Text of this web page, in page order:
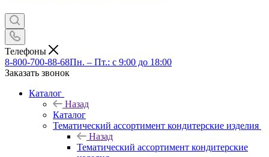
Телефоны
8-800-700-88-68Пн. – Пт.: с 9:00 до 18:00
Заказать звонок
Каталог
Назад
Каталог
Тематический ассортимент кондитерские изделия
Назад
Тематический ассортимент кондитерские